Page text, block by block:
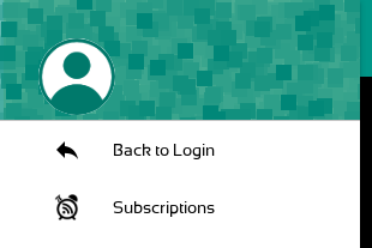
Back to Login
Subscriptions